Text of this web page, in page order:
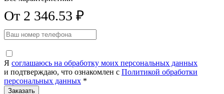
От 2 346.53 ₽
Я соглашаюсь на обработку моих персональных данных
и подтверждаю, что ознакомлен с Политикой обработки
персональных данных *